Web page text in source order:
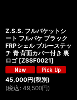
Z.S.S. フルバケットシ
ート フルバケ ブラック
FRPシェル ブルーステッ
チ 青 背面カバー付き 裏
ロゴ [ZSSF0021]
45,000円(税別)
(税込 : 49,500円)